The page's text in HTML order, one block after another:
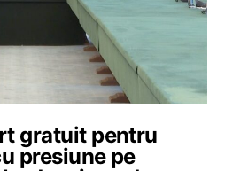
gratuit pentru
presiune pe